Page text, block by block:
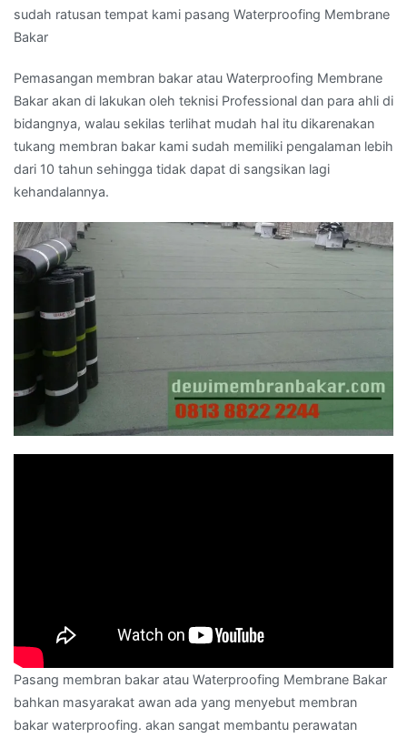
sudah ratusan tempat kami pasang Waterproofing Membrane
Bakar
Pemasangan membran bakar atau Waterproofing Membrane
Bakar akan di lakukan oleh teknisi Professional dan para ahli di
bidangnya, walau sekilas terlihat mudah hal itu dikarenakan
tukang membran bakar kami sudah memiliki pengalaman lebih
dari 10 tahun sehingga tidak dapat di sangsikan lagi
kehandalannya.
Pasang membran bakar atau Waterproofing Membrane Bakar
bahkan masyarakat awan ada yang menyebut membran
bakar waterproofing. akan sangat membantu perawatan